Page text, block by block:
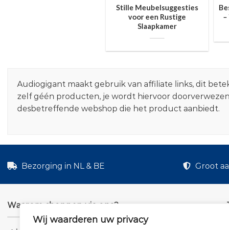
Wij waarderen uw privacy
Stille Meubelsuggesties
voor een Rustige
Slaapkamer
Audiogigant maakt gebruik van affiliate links, dit
zelf géén producten, je wordt hiervoor
desbetreffende webshop die het product aanbiedt.
Bezorging in NL & BE Groot
Waarom shoppen via ons?